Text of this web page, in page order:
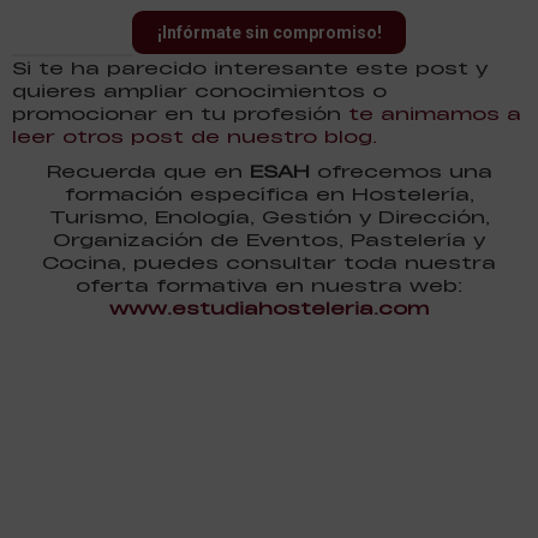
¡Infórmate sin compromiso!
Si te ha parecido interesante este post y
quieres ampliar conocimientos o
promocionar en tu profesión te animamos a
leer otros post de nuestro blog.
Recuerda que en ESAH ofrecemos una
formación específica en Hostelería,
Turismo, Enología, Gestión y Dirección,
Organización de Eventos, Pastelería y
Cocina, puedes consultar toda nuestra
oferta formativa en nuestra web:
www.estudiahosteleria.com